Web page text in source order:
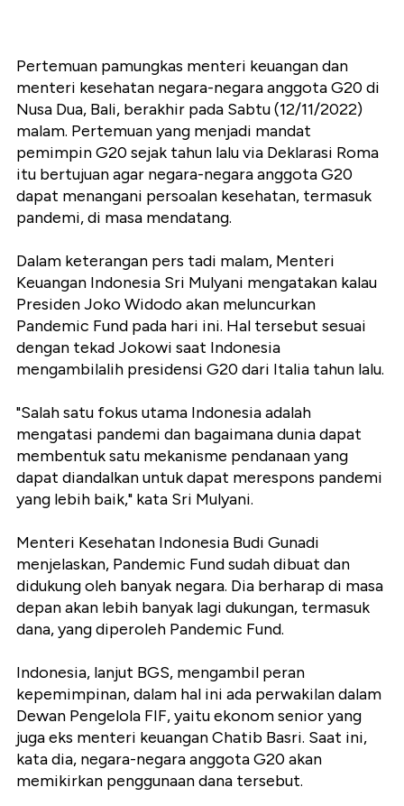
Pertemuan pamungkas menteri keuangan dan
menteri kesehatan negara-negara anggota G20 di
Nusa Dua, Bali, berakhir pada Sabtu (12/11/2022)
malam. Pertemuan yang menjadi mandat
pemimpin G20 sejak tahun lalu via Deklarasi Roma
itu bertujuan agar negara-negara anggota G20
dapat menangani persoalan kesehatan, termasuk
pandemi, di masa mendatang.
Dalam keterangan pers tadi malam, Menteri
Keuangan Indonesia Sri Mulyani mengatakan kalau
Presiden Joko Widodo akan meluncurkan
Pandemic Fund pada hari ini. Hal tersebut sesuai
dengan tekad Jokowi saat Indonesia
mengambilalih presidensi G20 dari Italia tahun lalu.
"Salah satu fokus utama Indonesia adalah
mengatasi pandemi dan bagaimana dunia dapat
membentuk satu mekanisme pendanaan yang
dapat diandalkan untuk dapat merespons pandemi
yang lebih baik," kata Sri Mulyani.
Menteri Kesehatan Indonesia Budi Gunadi
menjelaskan, Pandemic Fund sudah dibuat dan
didukung oleh banyak negara. Dia berharap di masa
depan akan lebih banyak lagi dukungan, termasuk
dana, yang diperoleh Pandemic Fund.
Indonesia, lanjut BGS, mengambil peran
kepemimpinan, dalam hal ini ada perwakilan dalam
Dewan Pengelola FIF, yaitu ekonom senior yang
juga eks menteri keuangan Chatib Basri. Saat ini,
kata dia, negara-negara anggota G20 akan
memikirkan penggunaan dana tersebut.